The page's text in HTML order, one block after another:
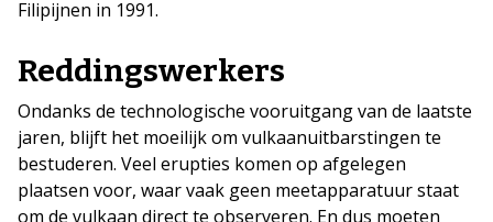
Filipijnen in 1991.
Reddingswerkers
Ondanks de technologische vooruitgang van de laatste
jaren, blijft het moeilijk om vulkaanuitbarstingen te
bestuderen. Veel erupties komen op afgelegen
plaatsen voor, waar vaak geen meetapparatuur staat
om de vulkaan direct te observeren. En dus moeten